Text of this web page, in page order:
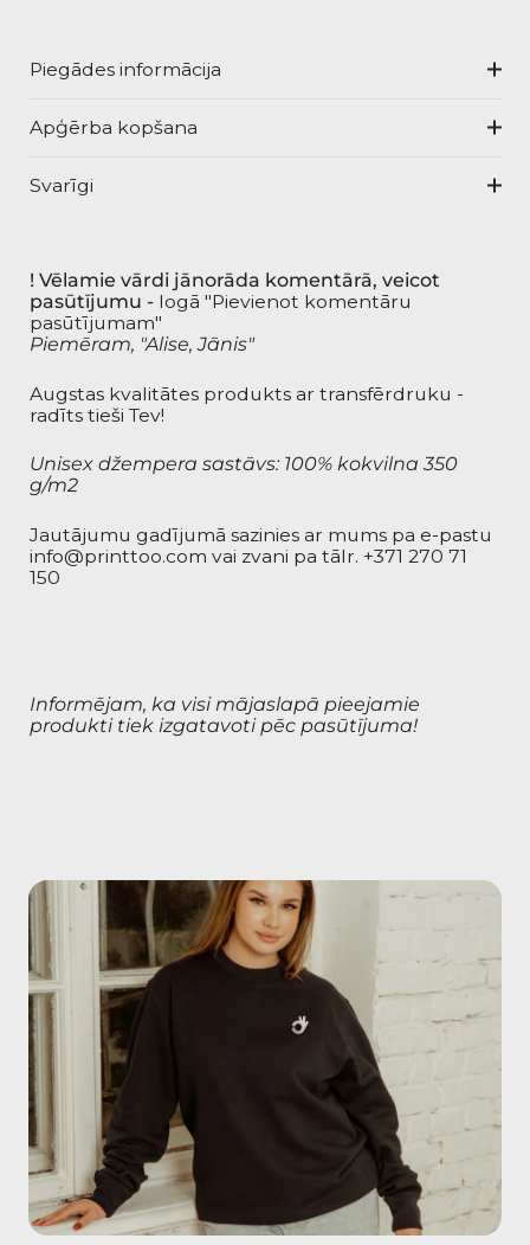
Piegādes informācija
Apģērba kopšana
Svarīgi
! Vēlamie vārdi jānorāda komentārā, veicot
pasūtījumu - logā "Pievienot komentāru
pasūtījumam"
Piemēram, "Alise, Jānis"
Augstas kvalitātes produkts ar transfērdruku -
radīts tieši Tev!
Unisex džempera sastāvs: 100% kokvilna 350
g/m2
Jautājumu gadījumā sazinies ar mums pa e-pastu
info@printtoo.com vai zvani pa tālr. +371 270 71
150
Informējam, ka visi mājaslapā pieejamie
produkti tiek izgatavoti pēc pasūtījuma!